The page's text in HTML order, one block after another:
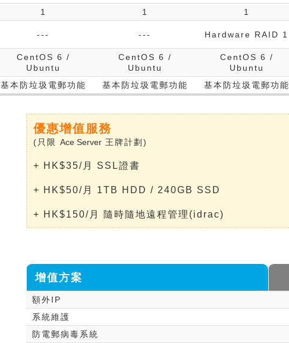
1 1 1
--- --- Hardware RAID 1
CentOS 6 /
Ubuntu
CentOS 6 /
Ubuntu
CentOS 6 /
Ubuntu
基本防垃圾電郵功能 基本防垃圾電郵功能 基本防垃圾電郵功能
優惠增值服務
(只限 Ace Server 王牌計劃)
+ HK$35/月 SSL證書
+ HK$50/月 1TB HDD / 240GB SSD
+ HK$150/月 隨時隨地遠程管理(idrac)
增值方案
額外IP
系統維護
防電郵病毒系統